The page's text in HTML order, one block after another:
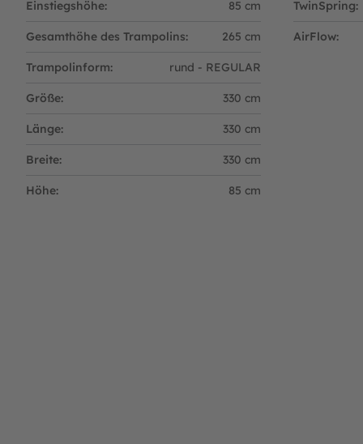
https://www.berg.com/de
Verantwortliche Person:
Henk van den Berg
Einstiegshöhe: 85 cm
Gesamthöhe des Trampolins: 265 cm
Trampolinform: rund - REGULAR
Größe: 330 cm
Länge: 330 cm
Breite: 330 cm
Höhe: 85 cm
TwinSpring:
AirFlow: